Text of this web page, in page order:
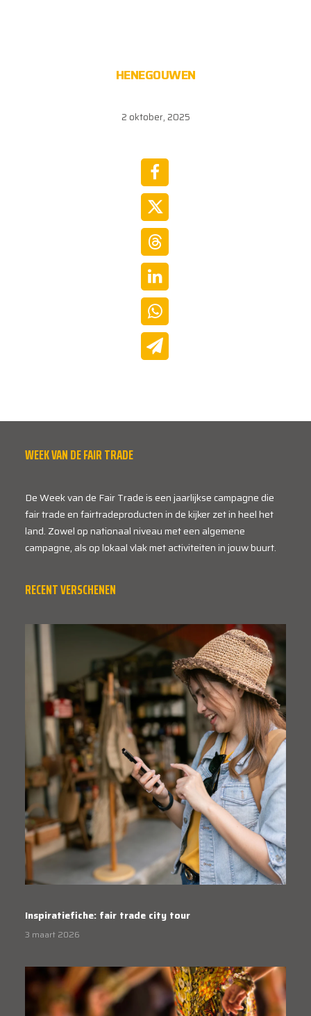
HENEGOUWEN
2 oktober, 2025
WEEK VAN DE FAIR TRADE
De Week van de Fair Trade is een jaarlijkse campagne die
fair trade en fairtradeproducten in de kijker zet in heel het
land. Zowel op nationaal niveau met een algemene
campagne, als op lokaal vlak met activiteiten in jouw buurt.
RECENT VERSCHENEN
Inspiratiefiche: fair trade city tour
3 maart 2026